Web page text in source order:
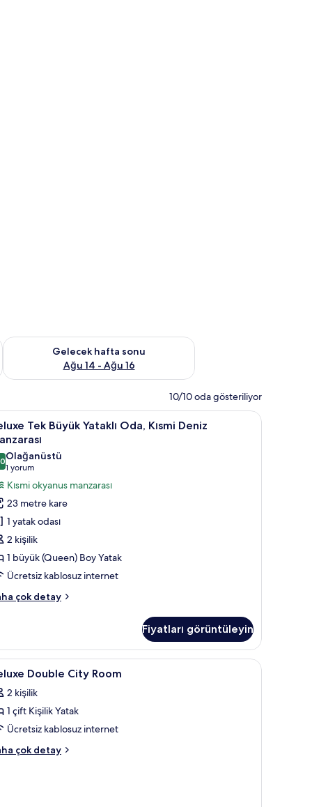
7 - Ağu 9
Gelecek hafta sonu
Ağu 14 - Ağu 16
Önümüzdeki hafta sonu için müsaitliği kontrol et Ağu 14 -
10/10 oda gösteriliyor
| Masa, dizüstü bilgisayar çalışma alanı, ses yalıtımı
Deluxe Tek Büyük Yataklı Oda, Kısmi Deniz
6
Tek Büyük Yataklı Oda, Kısmi Deniz
/ 10
Olağanüstü
1 yorum
(1
yorum)
Kısmi okyanus manzarası
23 metre kare
1 yatak odası
2 kişilik
1 büyük (Queen) Boy Yatak
Ücretsiz kablosuz internet
çok detay
Fiyatları görüntüleyin
(Premium Family Ocean) | Masa, dizüstü bilgisayar çalışma alanı, ses
Masa, dizüstü bilgisayar çalışma alanı, ses
9 Double City Room
2 kişilik
1 çift Kişilik Yatak
Ücretsiz kablosuz internet
çok detay